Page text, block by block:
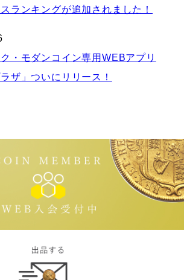
ランキングが追加されました！
・モダンコイン専用WEBアプリ
ラザ」ついにリリース！